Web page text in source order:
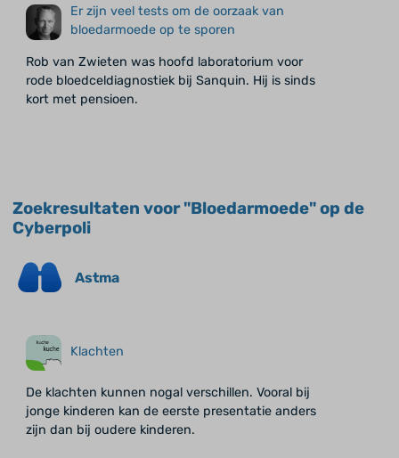
Er zijn veel tests om de oorzaak van
bloedarmoede op te sporen
Rob van Zwieten was hoofd laboratorium voor
rode bloedceldiagnostiek bij Sanquin. Hij is sinds
kort met pensioen.
Zoekresultaten voor "Bloedarmoede" op de
Cyberpoli
Astma
Klachten
De klachten kunnen nogal verschillen. Vooral bij
jonge kinderen kan de eerste presentatie anders
zijn dan bij oudere kinderen.